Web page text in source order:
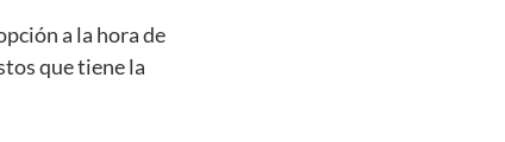
a la hora de
que tiene la